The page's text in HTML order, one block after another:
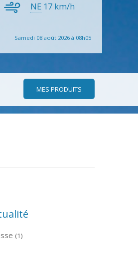
NE 17 km/h
Samedi 08 août 2026 à 08h05
MES PRODUITS
(1)